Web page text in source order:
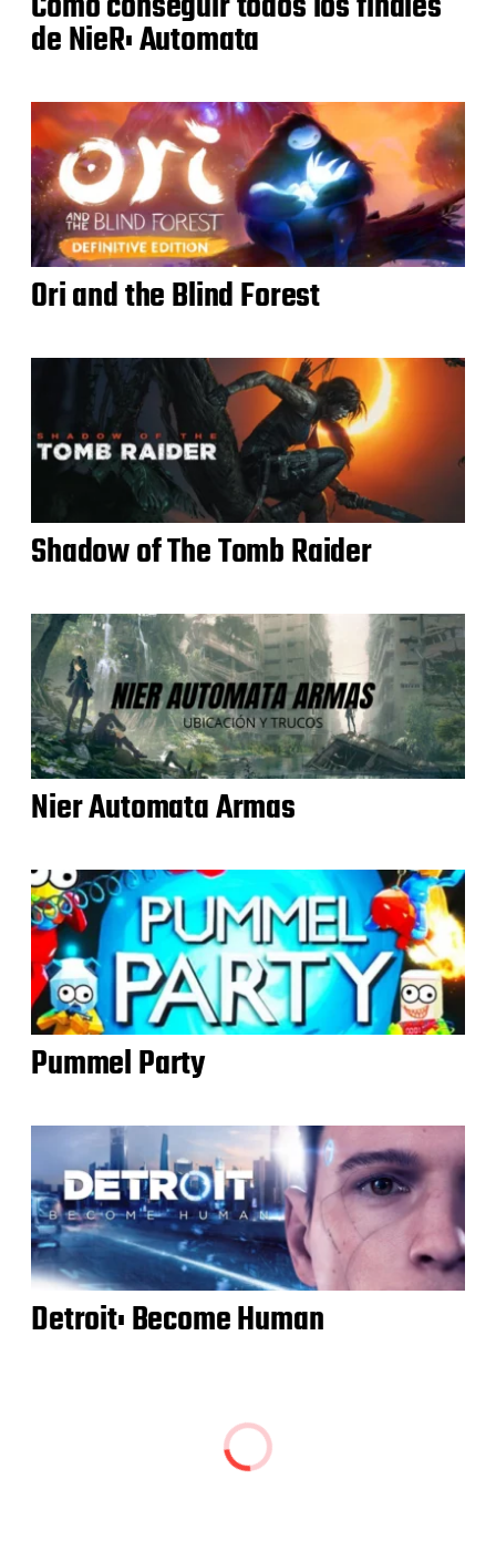
de NieR: Automata
Ori and the Blind Forest
Shadow of The Tomb Raider
Nier Automata Armas
Pummel Party
Detroit: Become Human